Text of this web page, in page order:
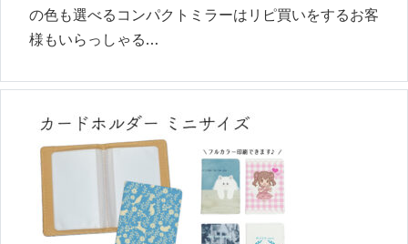
の色も選べるコンパクトミラーはリピ買いをするお客
様もいらっしゃる…